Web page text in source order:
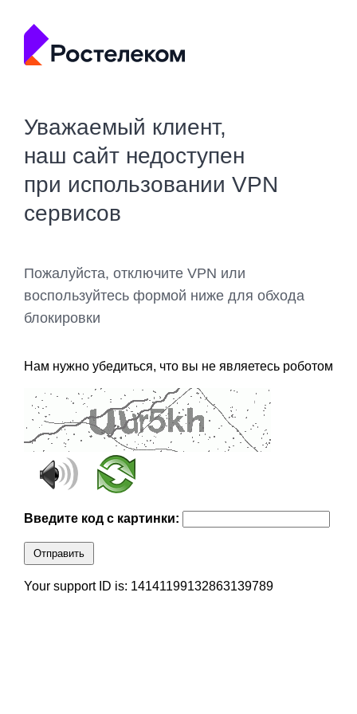
Уважаемый клиент,
наш сайт недоступен
при использовании VPN
сервисов
Пожалуйста, отключите VPN или
воспользуйтесь формой ниже для обхода
блокировки
Нам нужно убедиться, что вы не являетесь роботом
Введите код с картинки:
Отправить
Your support ID is: 14141199132863139789